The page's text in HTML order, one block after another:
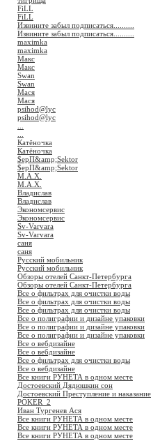
FiLL
FiLL
Извините забыл подписаться..........
Извините забыл подписаться..........
maximka
maximka
Макс
Макс
Swan
Swan
Мася
Мася
psihod@lyc
psihod@lyc
Катёночка
Катёночка
$ерП&amp;Sektor
$ерП&amp;Sektor
M.A.X.
M.A.X.
Владислав
Владислав
Экономсервис
Экономсервис
Sv-Varvara
Sv-Varvara
саня
саня
Русский мобильник
Русский мобильник
Обзоры отелей Санкт-Петербурга
Обзоры отелей Санкт-Петербурга
Все о фильтрах для очистки воды
Все о фильтрах для очистки воды
Все о фильтрах для очистки воды
Все о полиграфии и дизайне упаковки
Все о полиграфии и дизайне упаковки
Все о полиграфии и дизайне упаковки
Все о вебдизайне
Все о вебдизайне
Все о фильтрах для очистки воды
Все о вебдизайне
Все книги РУНЕТА в одном месте
Достоевский Дядюшкин сон
Достоевский Преступление и наказание
POKER_2
Иван Тургенев Ася
Все книги РУНЕТА в одном месте
Все книги РУНЕТА в одном месте
Все книги РУНЕТА в одном месте